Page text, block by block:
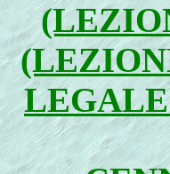
LEGALE